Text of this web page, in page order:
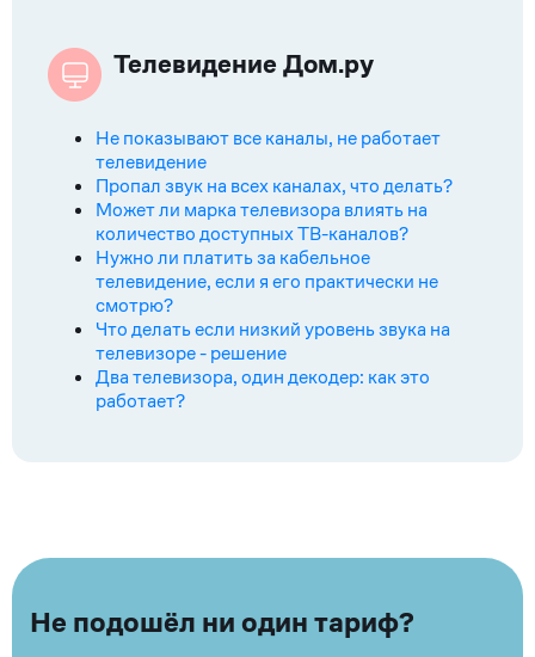
Телевидение Дом.ру
Не показывают все каналы, не работает
телевидение
Пропал звук на всех каналах, что делать?
Может ли марка телевизора влиять на
количество доступных ТВ-каналов?
Нужно ли платить за кабельное
телевидение, если я его практически не
смотрю?
Что делать если низкий уровень звука на
телевизоре - решение
Два телевизора, один декодер: как это
работает?
Не подошёл ни один тариф?